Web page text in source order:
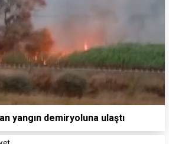
yangın demiryoluna ulaştı